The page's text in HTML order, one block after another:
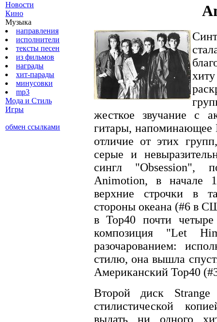
Новости
Кино
Музыка
направления
исполнители
тексты песен
из фильмов
награды
хит-парады
минусовки
mp3
Мода и Стиль
Игры
обмен ссылками
жесткое звучание с
гитары, напоминающее
отличие от этих
серые и
сингл "Obsession",
Animotion, в начале
верхние строчки в
стороны океана (#6 в
в Тор40 почти
композиция "Let
разочарованием:
стилю, она вышла
Американский Тор40
Второй диск
стилистической
выдать ни одного